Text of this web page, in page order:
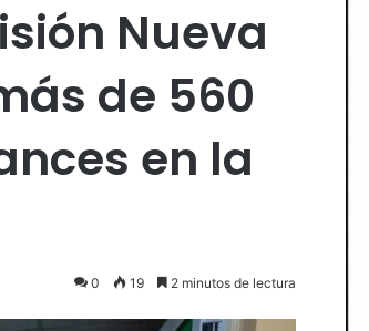
Nueva
de 560
en la
0 19 2 minutos de lectura